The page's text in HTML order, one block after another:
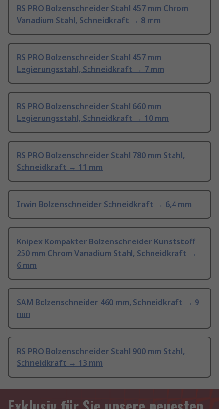
RS PRO Bolzenschneider Stahl 457 mm Chrom
Vanadium Stahl, Schneidkraft → 8 mm
RS PRO Bolzenschneider Stahl 457 mm
Legierungsstahl, Schneidkraft → 7 mm
RS PRO Bolzenschneider Stahl 660 mm
Legierungsstahl, Schneidkraft → 10 mm
RS PRO Bolzenschneider Stahl 780 mm Stahl,
Schneidkraft → 11 mm
Irwin Bolzenschneider Schneidkraft → 6,4 mm
Knipex Kompakter Bolzenschneider Kunststoff
250 mm Chrom Vanadium Stahl, Schneidkraft →
6 mm
SAM Bolzenschneider 460 mm, Schneidkraft → 9
mm
RS PRO Bolzenschneider Stahl 900 mm Stahl,
Schneidkraft → 13 mm